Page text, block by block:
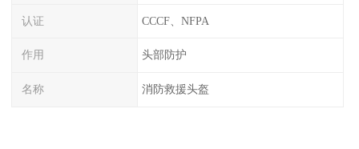
认证 CCCF、NFPA
作用 头部防护
名称 消防救援头盔